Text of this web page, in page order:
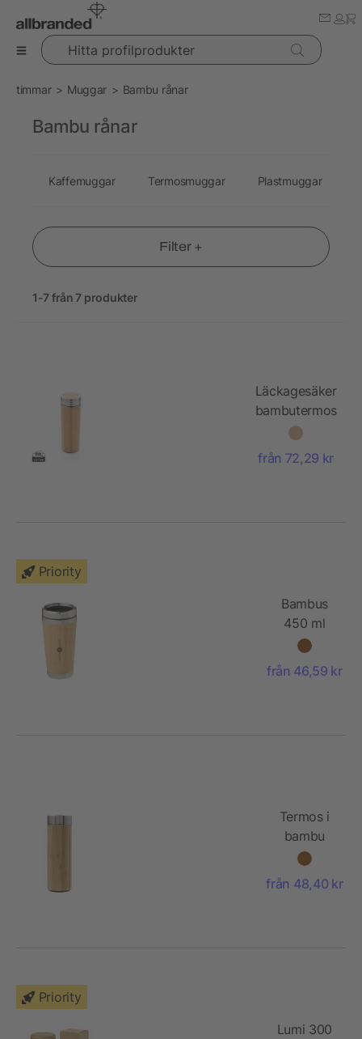
Hitta profilprodukter
timmar Muggar Bambu rånar
Filter +
1-7 från 7 produkter
Läckagesäker
bambutermos
från 72,29 kr
Priority
Bambus
450 ml
behållare
bambu
från 46,59 kr
Termos i
bambu
(420 ml)
från 48,40 kr
Priority
Lumi 300
Bambu rånar
Kaffemuggar Termosmuggar Plastmuggar